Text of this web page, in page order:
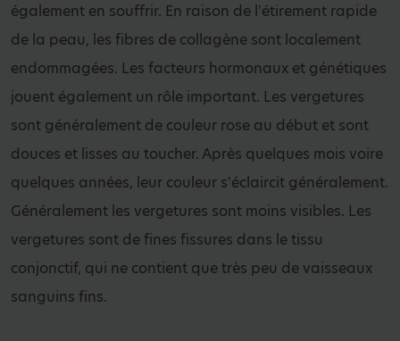
également en souffrir. En raison de l'étirement rapide
de la peau, les fibres de collagène sont localement
endommagées. Les facteurs hormonaux et génétiques
jouent également un rôle important. Les vergetures
sont généralement de couleur rose au début et sont
douces et lisses au toucher. Après quelques mois voire
quelques années, leur couleur s'éclaircit généralement.
Généralement les vergetures sont moins visibles. Les
vergetures sont de fines fissures dans le tissu
conjonctif, qui ne contient que très peu de vaisseaux
sanguins fins.